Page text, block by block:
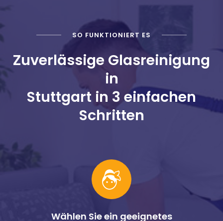
SO FUNKTIONIERT ES
Zuverlässige Glasreinigung
in
Stuttgart in 3 einfachen
Schritten
Wählen Sie ein geeignetes